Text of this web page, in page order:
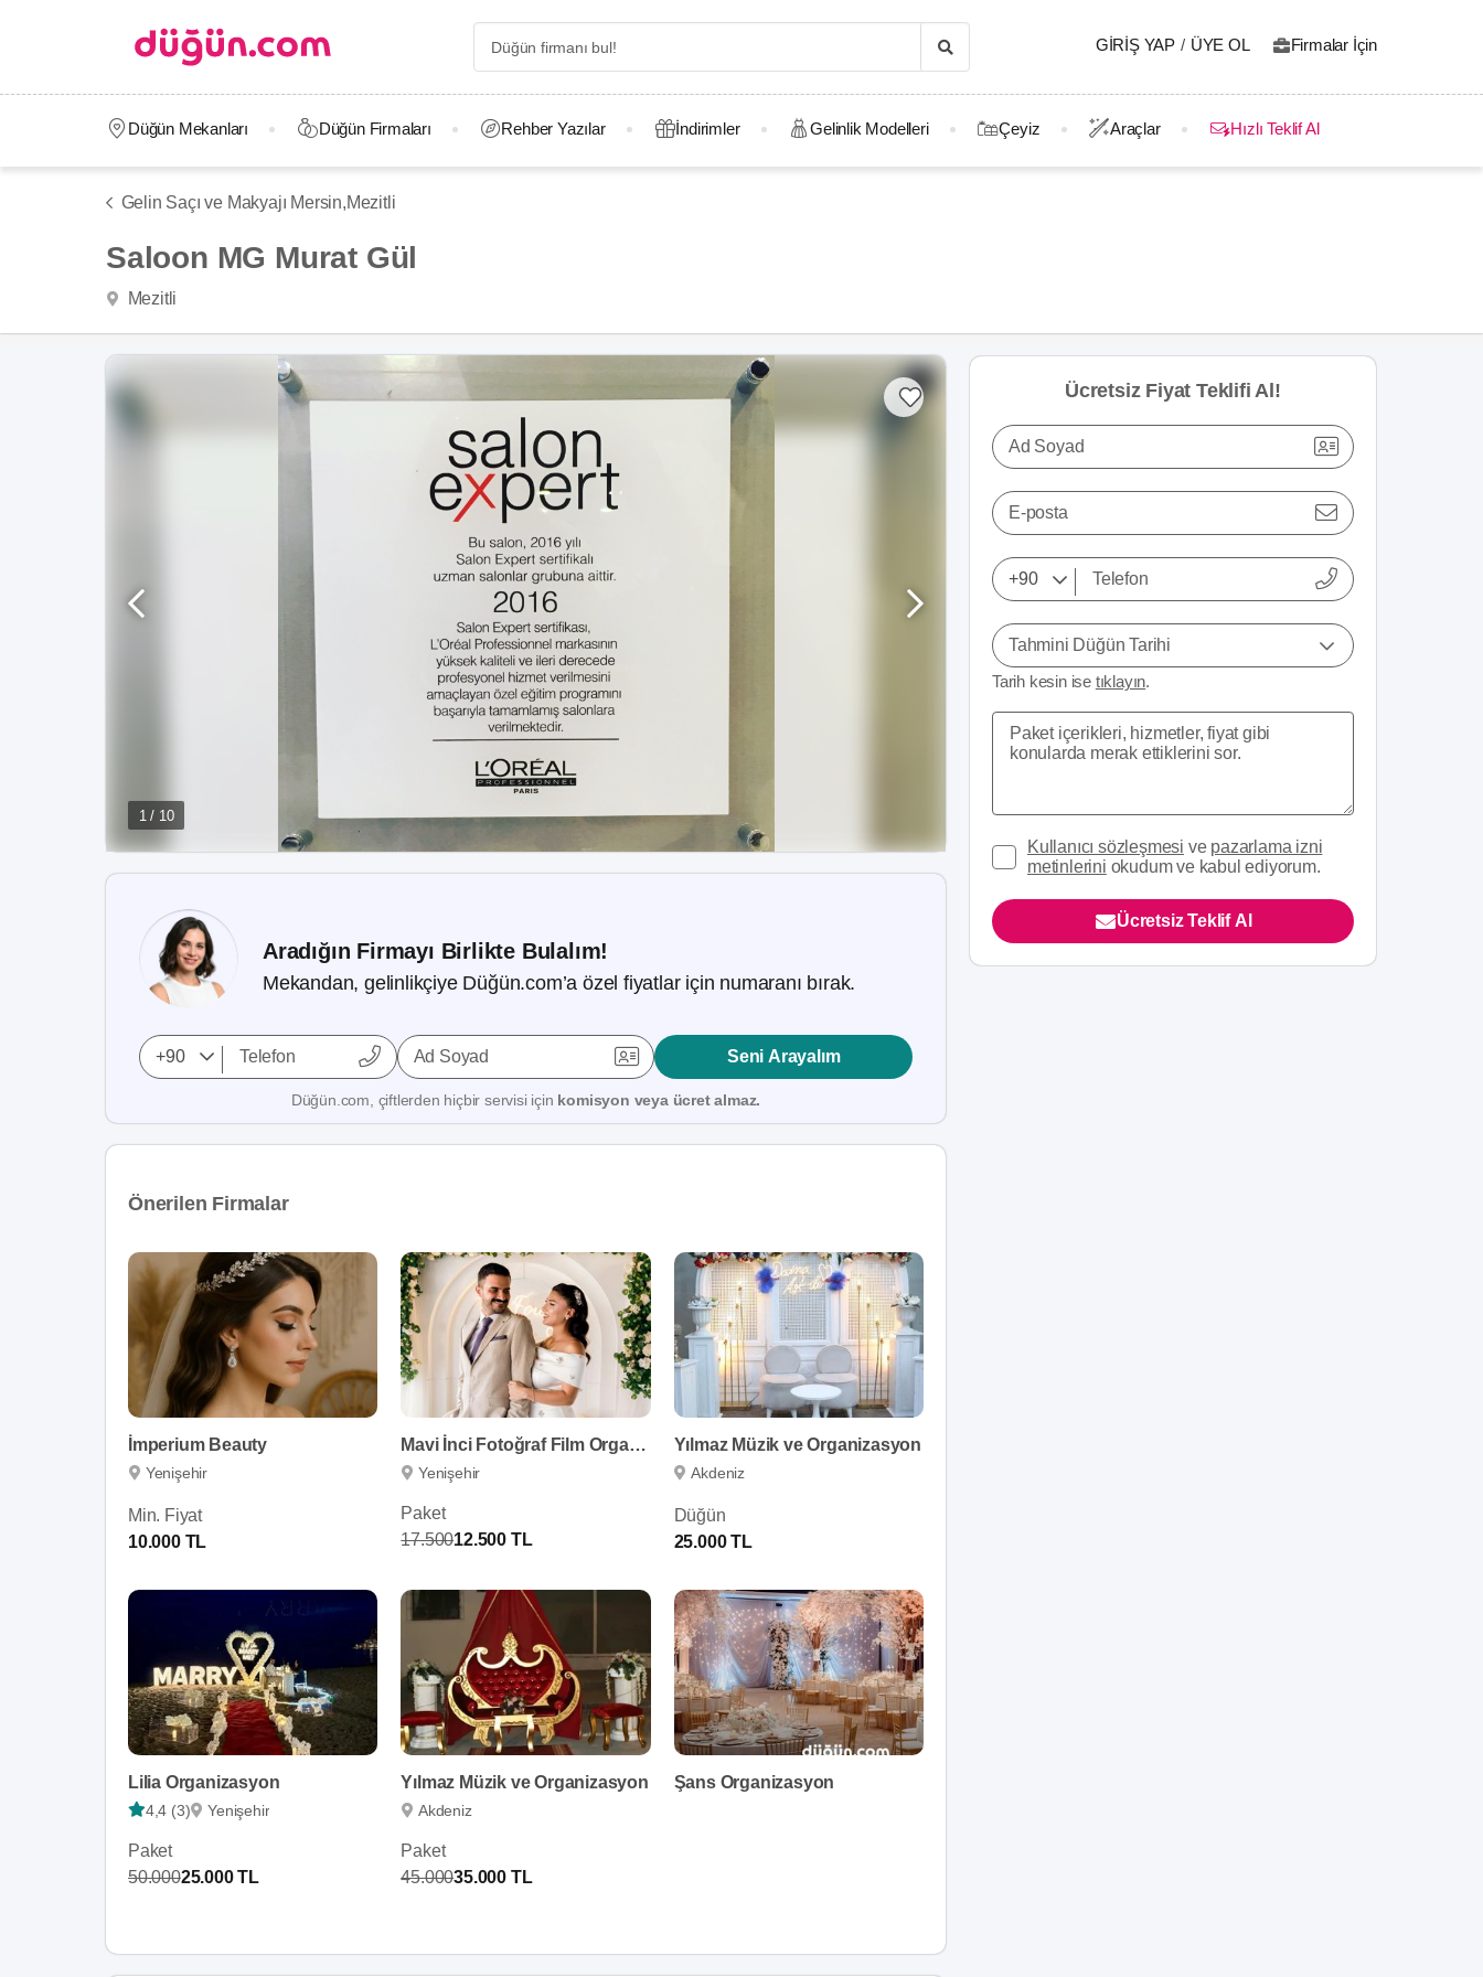
GIRIŞ YAP / ÜYE OL Firmalar İçin
Düğün Mekanları Düğün Firmaları Rehber Yazılar İndirimler Gelinlik Modelleri Çeyiz Araçlar Hızlı Teklif Al
Gelin Saçı ve Makyajı Mersin,Mezitli
Saloon MG Murat Gül
Mezitli
1 / 10
Aradığın Firmayı Birlikte Bulalım!
Mekandan, gelinlikçiye Düğün.com’a özel fiyatlar için numaranı bırak.
Ad Soyad Seni Arayalım
Düğün.com, çiftlerden hiçbir servisi için komisyon veya ücret almaz.
Önerilen Firmalar
İmperium Beauty
Yenişehir
Min. Fiyat
10.000 TL
Mavi İnci Fotoğraf Film Organizasyon
Yenişehir
Paket
17.50012.500 TL
Yılmaz Müzik ve Organizasyon
Akdeniz
Düğün
25.000 TL
Lilia Organizasyon
4,4 (3) Yenişehir
Paket
50.00025.000 TL
Yılmaz Müzik ve Organizasyon
Akdeniz
Paket
45.00035.000 TL
Şans Organizasyon
Ücretsiz Fiyat Teklifi Al!
Ad Soyad
E-posta
Tahmini Düğün Tarihi
Tarih kesin ise tıklayın.
Kullanıcı sözleşmesi ve pazarlama izni
metinlerini okudum ve kabul ediyorum.
Ücretsiz Teklif Al